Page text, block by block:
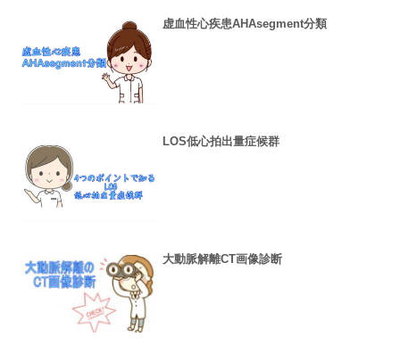
虚血性心疾患AHAsegment分類
LOS低心拍出量症候群
大動脈解離CT画像診断